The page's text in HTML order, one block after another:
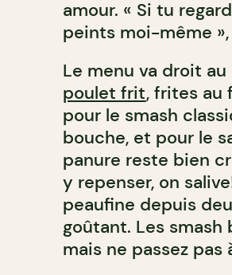
amour. « Si tu
peints moi-même
Le menu va droit au
poulet frit, frites au
pour le smash
bouche, et pour le
panure reste bien
y repenser, on
peaufine depuis
goûtant. Les smash
mais ne passez